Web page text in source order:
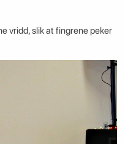
vridd, slik at fingrene peker